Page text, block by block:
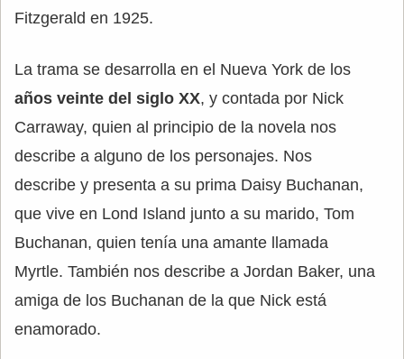
Fitzgerald en 1925.
La trama se desarrolla en el Nueva York de los
años veinte del siglo XX, y contada por Nick
Carraway, quien al principio de la novela nos
describe a alguno de los personajes. Nos
describe y presenta a su prima Daisy Buchanan,
que vive en Lond Island junto a su marido, Tom
Buchanan, quien tenía una amante llamada
Myrtle. También nos describe a Jordan Baker, una
amiga de los Buchanan de la que Nick está
enamorado.